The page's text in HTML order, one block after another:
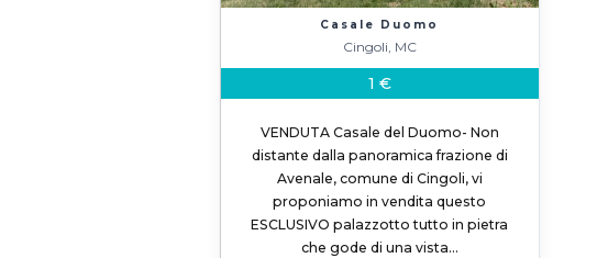
Casale Duomo
Cingoli, MC
1 €
VENDUTA Casale del Duomo- Non
distante dalla panoramica frazione di
Avenale, comune di Cingoli, vi
proponiamo in vendita questo
ESCLUSIVO palazzotto tutto in pietra
che gode di una vista…